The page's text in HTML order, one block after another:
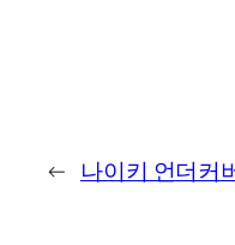
← 나이키 언더커